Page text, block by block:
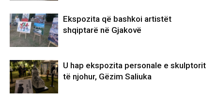
Ekspozita që bashkoi artistët
shqiptarë në Gjakovë
U hap ekspozita personale e skulptorit
të njohur, Gëzim Saliuka